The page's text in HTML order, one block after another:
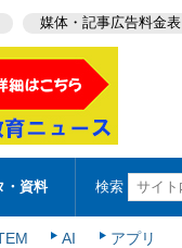
媒体・記事広告料金表
・資料 検索
AI アプリ